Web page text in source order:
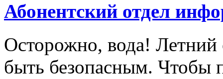
Абонентский отдел
Осторожно, вода! Летний
быть безопасным. Чтобы